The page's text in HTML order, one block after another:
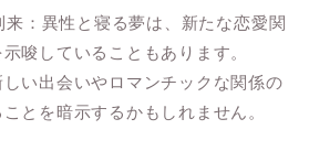
：異性と寝る夢は、新たな恋愛関
唆していることもあります。
い出会いやロマンチックな関係の
とを暗示するかもしれません。